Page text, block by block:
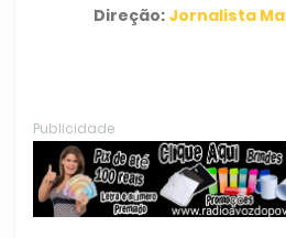
Direção: Jornalista
Publicidade